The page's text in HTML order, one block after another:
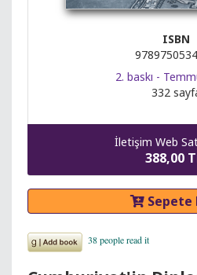
ISBN
2. baskı -
332
İletişim Web
388,00
Sepete